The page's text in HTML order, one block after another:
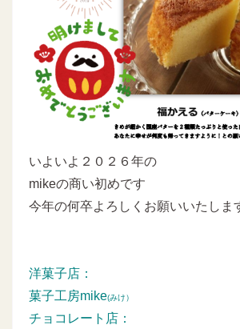
いよいよ２０２６年の
mikeの商い初めです
今年の何卒よろしくお願いいたしま
洋菓子店：
菓子工房mike(みけ）
チョコレート店：